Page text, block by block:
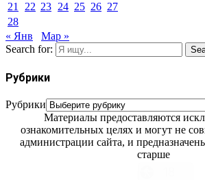
21
22 23 24 25 26 27
28
« Янв
Мар »
Search for:
Рубрики
Рубрики
Материалы предоставляются
ознакомительных целях и могут не
администрации сайта, и
старше